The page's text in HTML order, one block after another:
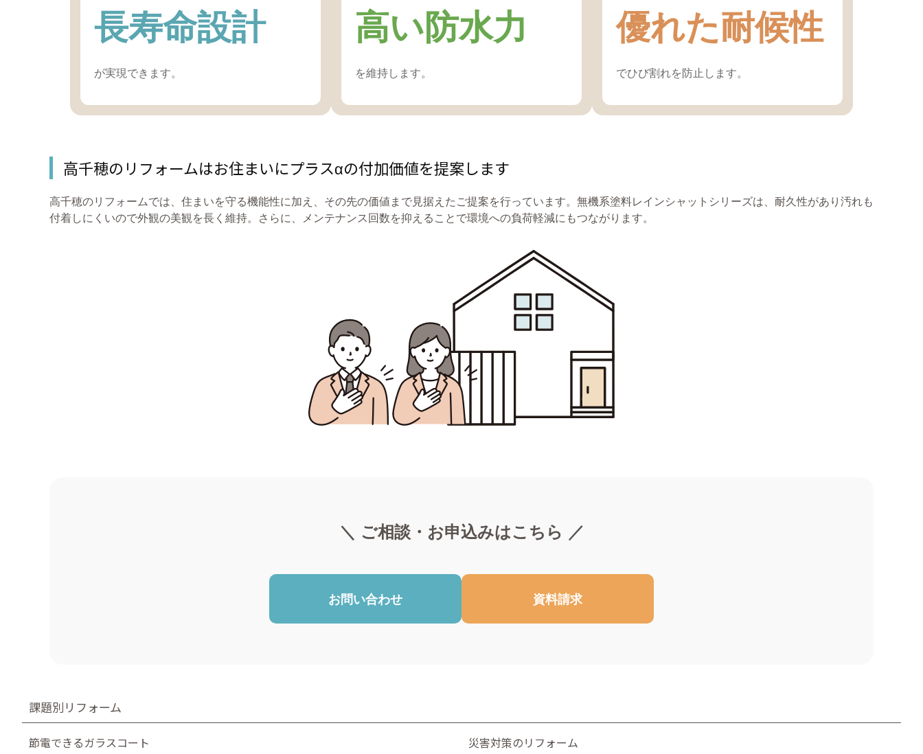
長寿命設計
が実現できます。
高い防水力
を維持します。
優れた耐候性
でひび割れを防止します。
高千穂のリフォームはお住まいにプラスαの付加価値を提案します
高千穂のリフォームでは、住まいを守る機能性に加え、その先の価値まで見据えたご提案を行っています。無機系塗料レインシャットシリーズは、耐久性があり汚れも
付着しにくいので外観の美観を長く維持。さらに、メンテナンス回数を抑えることで環境への負荷軽減にもつながります。
＼ ご相談・お申込みはこちら ／
お問い合わせ 資料請求
課題別リフォーム
節電できるガラスコート 災害対策のリフォーム